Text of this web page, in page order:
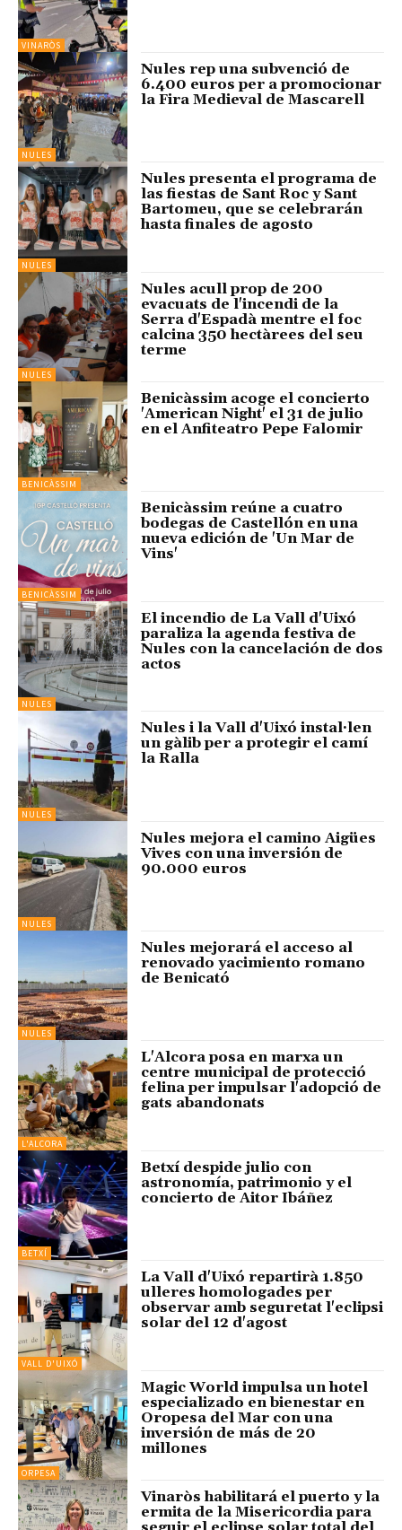
VINARÒS
NULES
Nules rep una subvenció de
6.400 euros per a promocionar
la Fira Medieval de Mascarell
NULES
Nules presenta el programa de
las fiestas de Sant Roc y Sant
Bartomeu, que se celebrarán
hasta finales de agosto
NULES
Nules acull prop de 200
evacuats de l'incendi de la
Serra d'Espadà mentre el foc
calcina 350 hectàrees del seu
terme
BENICÀSSIM
Benicàssim acoge el concierto
'American Night' el 31 de julio
en el Anfiteatro Pepe Falomir
BENICÀSSIM
Benicàssim reúne a cuatro
bodegas de Castellón en una
nueva edición de 'Un Mar de
Vins'
NULES
El incendio de La Vall d'Uixó
paraliza la agenda festiva de
Nules con la cancelación de dos
actos
NULES
Nules i la Vall d'Uixó instal·len
un gàlib per a protegir el camí
la Ralla
NULES
Nules mejora el camino Aigües
Vives con una inversión de
90.000 euros
NULES
Nules mejorará el acceso al
renovado yacimiento romano
de Benicató
L'ALCORA
L'Alcora posa en marxa un
centre municipal de protecció
felina per impulsar l'adopció de
gats abandonats
BETXÍ
Betxí despide julio con
astronomía, patrimonio y el
concierto de Aitor Ibáñez
VALL D'UIXÓ
La Vall d'Uixó repartirà 1.850
ulleres homologades per
observar amb seguretat l'eclipsi
solar del 12 d'agost
ORPESA
Magic World impulsa un hotel
especializado en bienestar en
Oropesa del Mar con una
inversión de más de 20
millones
Vinaròs habilitará el puerto y la
ermita de la Misericordia para